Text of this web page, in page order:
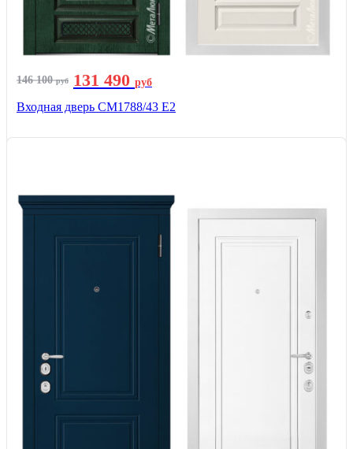
146 100руб 131 490 руб
Входная дверь СМ1788/43 E2